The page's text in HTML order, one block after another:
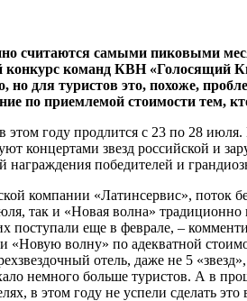
считаются самыми пиковыми
команд КВН «Голосящий
но для туристов это, похоже,
по приемлемой стоимости тем,
этом году продлится с 23 по 28
концертами звезд российской и
награждения победителей и
компании «Латинсервис», поток
так и «Новая волна» традиционно
поступали еще в феврале, –
волну» по адекватной
отель, даже не 5
немного больше туристов. А в
в этом году не успели сделать